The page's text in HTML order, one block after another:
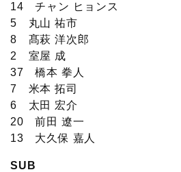
14 チャン ヒョンス
5 丸山 祐市
8 髙萩 洋次郎
2 室屋 成
37 橋本 拳人
7 米本 拓司
6 太田 宏介
20 前田 遼一
13 大久保 嘉人
SUB